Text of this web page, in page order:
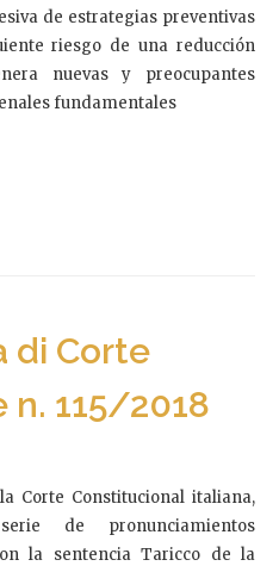
de estrategias preventivas
riesgo de una reducción
nuevas y preocupantes
fundamentales
di Corte
115/2018
Corte Constitucional italiana,
de pronunciamientos
la sentencia Taricco de la